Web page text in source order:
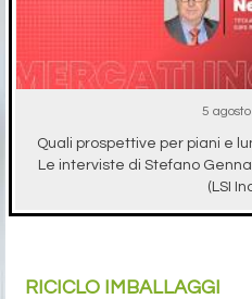
5
Quali prospettive per piani e
Le interviste di Stefano
(LSI
RICICLO IMBALLAGGI